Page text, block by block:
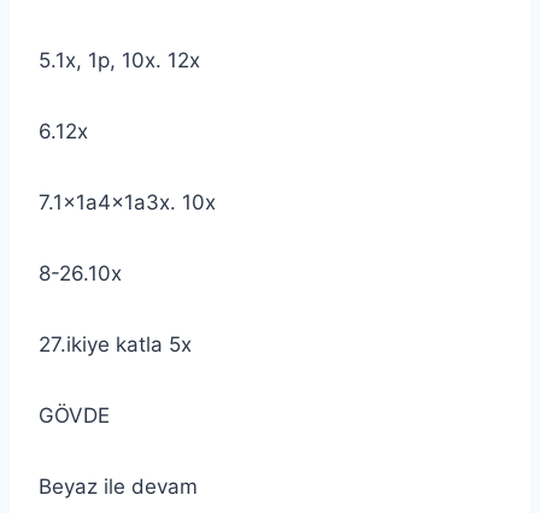
5.1x, 1p, 10x. 12x
6.12x
7.1x1a4x1a3x. 10x
8-26.10x
27.ikiye katla 5x
GÖVDE
Beyaz ile devam